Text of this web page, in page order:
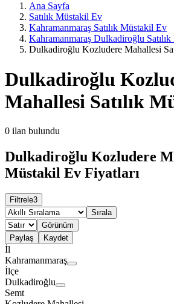
Ana Sayfa
Satılık Müstakil Ev
Kahramanmaraş Satılık Müstakil Ev
Kahramanmaraş Dulkadiroğlu
Dulkadiroğlu Kozludere Mahallesi
Dulkadiroğlu
Mahallesi Satılık
0 ilan bulundu
Dulkadiroğlu Kozludere
Müstakil Ev Fiyatları
Filtrele3
Sırala
Görünüm
Paylaş
Kaydet
İl
Kahramanmaraş
İlçe
Dulkadiroğlu
Semt